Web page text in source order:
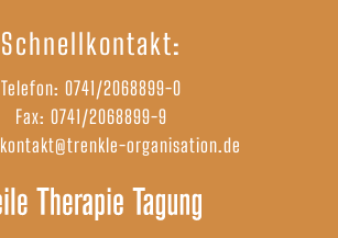
Schnellkontakt:
Telefon: 0741/2068899-0
Fax: 0741/2068899-9
kontakt@trenkle-organisation.de